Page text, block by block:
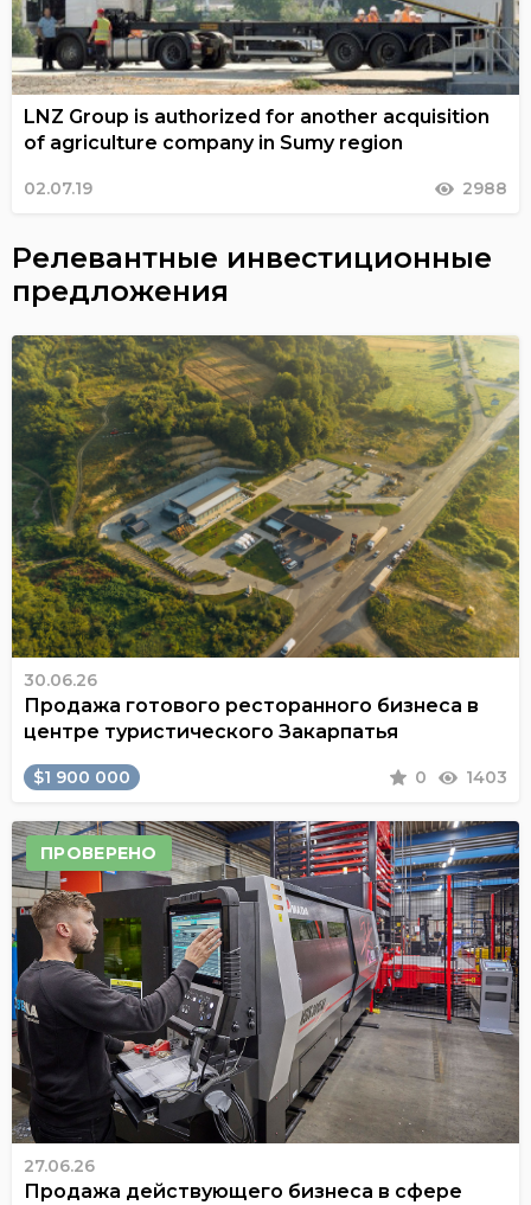
LNZ Group is authorized for another acquisition
of agriculture company in Sumy region
02.07.19 2988
Релевантные инвестиционные
предложения
30.06.26
Продажа готового ресторанного бизнеса в
центре туристического Закарпатья
$1 900 000 0 1403
ПРОВЕРЕНО
27.06.26
Продажа действующего бизнеса в сфере